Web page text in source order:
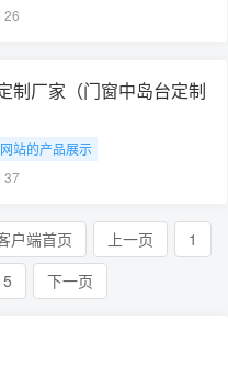
制
26
制厂家（门窗中岛台定制
站的产品展示
厂家
37
户端首页 上一页
1
5 下一页